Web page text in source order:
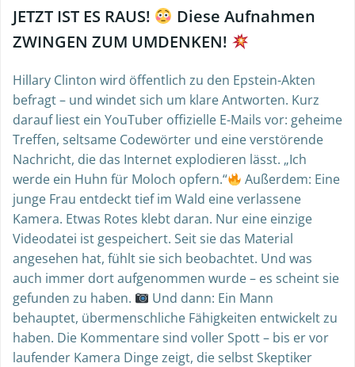
JETZT IST ES RAUS!
Diese Aufnahmen
ZWINGEN ZUM UMDENKEN!
Hillary Clinton wird öffentlich zu den Epstein-Akten
befragt – und windet sich um klare Antworten. Kurz
darauf liest ein YouTuber offizielle E-Mails vor: geheime
Treffen, seltsame Codewörter und eine verstörende
Nachricht, die das Internet explodieren lässt. „Ich
werde ein Huhn für Moloch opfern.“
Außerdem: Eine
junge Frau entdeckt tief im Wald eine verlassene
Kamera. Etwas Rotes klebt daran. Nur eine einzige
Videodatei ist gespeichert. Seit sie das Material
angesehen hat, fühlt sie sich beobachtet. Und was
auch immer dort aufgenommen wurde – es scheint sie
gefunden zu haben.
Und dann: Ein Mann
behauptet, übermenschliche Fähigkeiten entwickelt zu
haben. Die Kommentare sind voller Spott – bis er vor
laufender Kamera Dinge zeigt, die selbst Skeptiker